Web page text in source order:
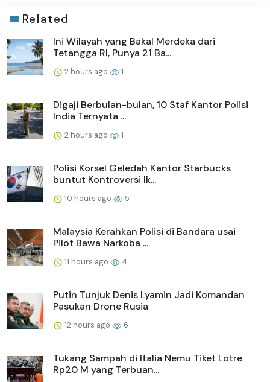
Related
Ini Wilayah yang Bakal Merdeka dari
Tetangga RI, Punya 21 Ba...
2 hours ago 1
Digaji Berbulan-bulan, 10 Staf Kantor Polisi
India Ternyata ...
2 hours ago 1
Polisi Korsel Geledah Kantor Starbucks
buntut Kontroversi Ik...
10 hours ago 5
Malaysia Kerahkan Polisi di Bandara usai
Pilot Bawa Narkoba ...
11 hours ago 4
Putin Tunjuk Denis Lyamin Jadi Komandan
Pasukan Drone Rusia
12 hours ago 6
Tukang Sampah di Italia Nemu Tiket Lotre
Rp20 M yang Terbuan...